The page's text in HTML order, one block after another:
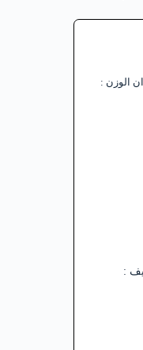
الوزن :
: